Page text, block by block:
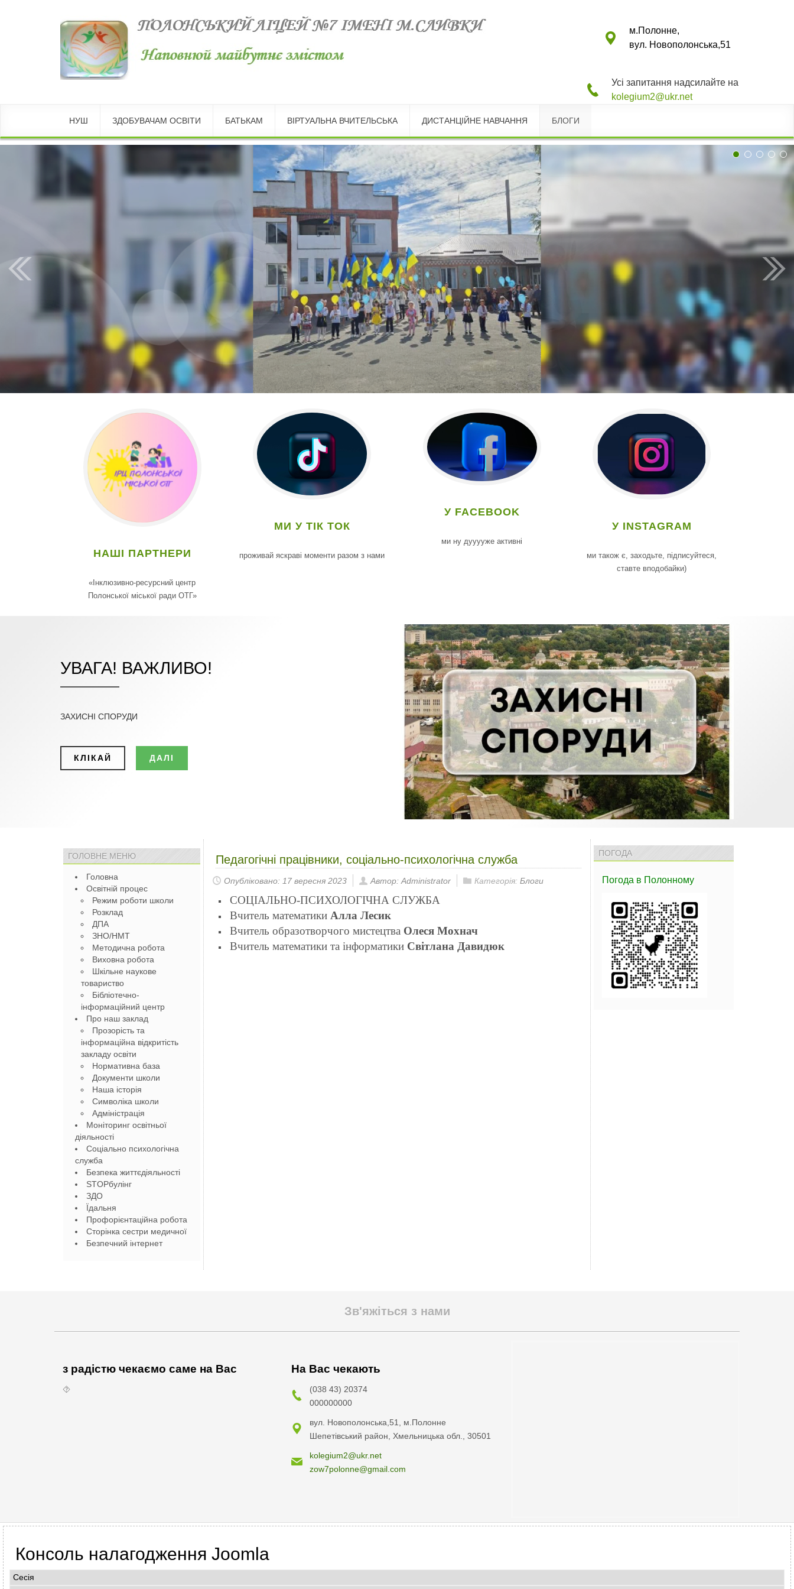
м.Полонне,
вул. Новополонська,51
Усі запитання надсилайте на
kolegium2@ukr.net
НУШ ЗДОБУВАЧАМ ОСВІТИ БАТЬКАМ ВІРТУАЛЬНА ВЧИТЕЛЬСЬКА ДИСТАНЦІЙНЕ НАВЧАННЯ БЛОГИ
НАШІ ПАРТНЕРИ
«Інклюзивно-ресурсний центр
Полонської міської ради ОТГ»
МИ У ТІК ТОК
проживай яскраві моменти разом з нами
У FACEBOOK
ми ну дууууже активні
У INSTAGRAM
ми також є, заходьте, підписуйтеся,
ставте вподобайки)
УВАГА! ВАЖЛИВО!
ЗАХИСНІ СПОРУДИ
КЛІКАЙ ДАЛІ
ГОЛОВНЕ МЕНЮ
Головна
Освітній процес
Режим роботи школи
Розклад
ДПА
ЗНО/НМТ
Методична робота
Виховна робота
Шкільне наукове
товариство
Бібліотечно-
інформаційний центр
Про наш заклад
Прозорість та
інформаційна відкритість
закладу освіти
Нормативна база
Документи школи
Наша історія
Символіка школи
Адміністрація
Моніторинг освітньої
діяльності
Соціально психологічна
служба
Безпека життєдіяльності
STOPбулінг
ЗДО
Їдальня
Профорієнтаційна робота
Сторінка сестри медичної
Безпечний інтернет
Педагогічні працівники, соціально-психологічна служба
Опубліковано: 17 вересня 2023 Автор: Administrator Категорія: Блоги
СОЦІАЛЬНО-ПСИХОЛОГІЧНА СЛУЖБА
Вчитель математики Алла Лесик
Вчитель образотворчого мистецтва Олеся Мохнач
Вчитель математики та інформатики Світлана Давидюк
ПОГОДА
Погода в Полонному
Зв'яжіться з нами
з радістю чекаємо саме на Вас
⯑
На Вас чекають
(038 43) 20374
000000000
вул. Новополонська,51, м.Полонне
Шепетівський район, Хмельницька обл., 30501
kolegium2@ukr.net
zow7polonne@gmail.com
Консоль налагодження Joomla
Сесія